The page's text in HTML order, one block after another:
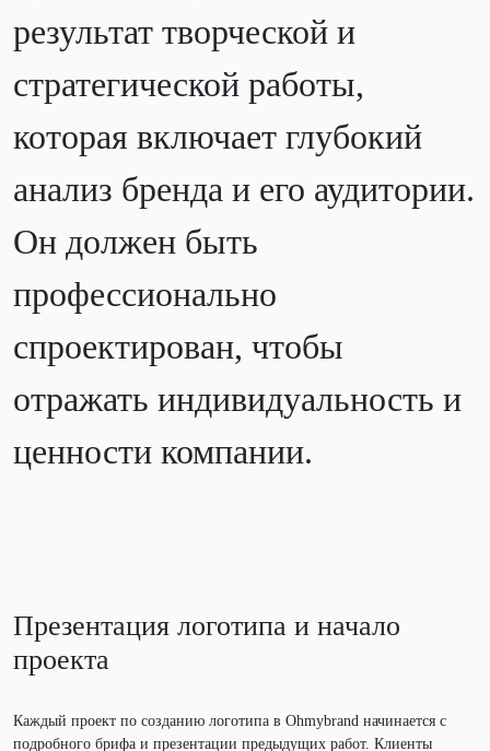
результат творческой и
стратегической работы,
которая включает глубокий
анализ бренда и его аудитории.
Он должен быть
профессионально
спроектирован, чтобы
отражать индивидуальность и
ценности компании.
Презентация логотипа и начало
проекта
Каждый проект по созданию логотипа в Ohmybrand начинается с
подробного брифа и презентации предыдущих работ. Клиенты